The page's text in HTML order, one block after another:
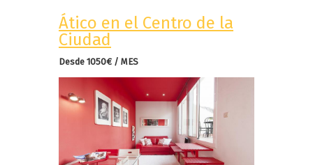
Ático en el Centro de la
Ciudad
Desde 1050€ / MES